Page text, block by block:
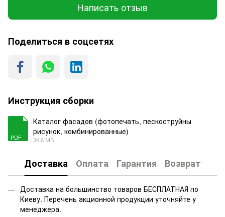
Написать отзыв
Поделиться в соцсетях
Инструкция сборки
PDF
Каталог фасадов (фотопечать, пескоструйны
рисунок, комбинированные)
34.6 МБ
Доставка Оплата Гарантия Возврат
Доставка на большинство товаров БЕСПЛАТНАЯ по
Киеву. Перечень акционной продукции уточняйте у
менеджера.